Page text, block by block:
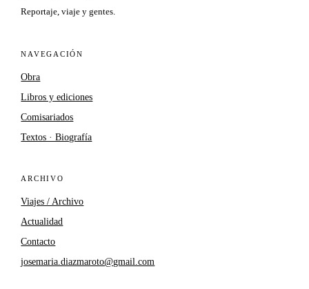
Reportaje, viaje y gentes.
NAVEGACIÓN
Obra
Libros y ediciones
Comisariados
Textos · Biografía
ARCHIVO
Viajes / Archivo
Actualidad
Contacto
josemaria.diazmaroto@gmail.com